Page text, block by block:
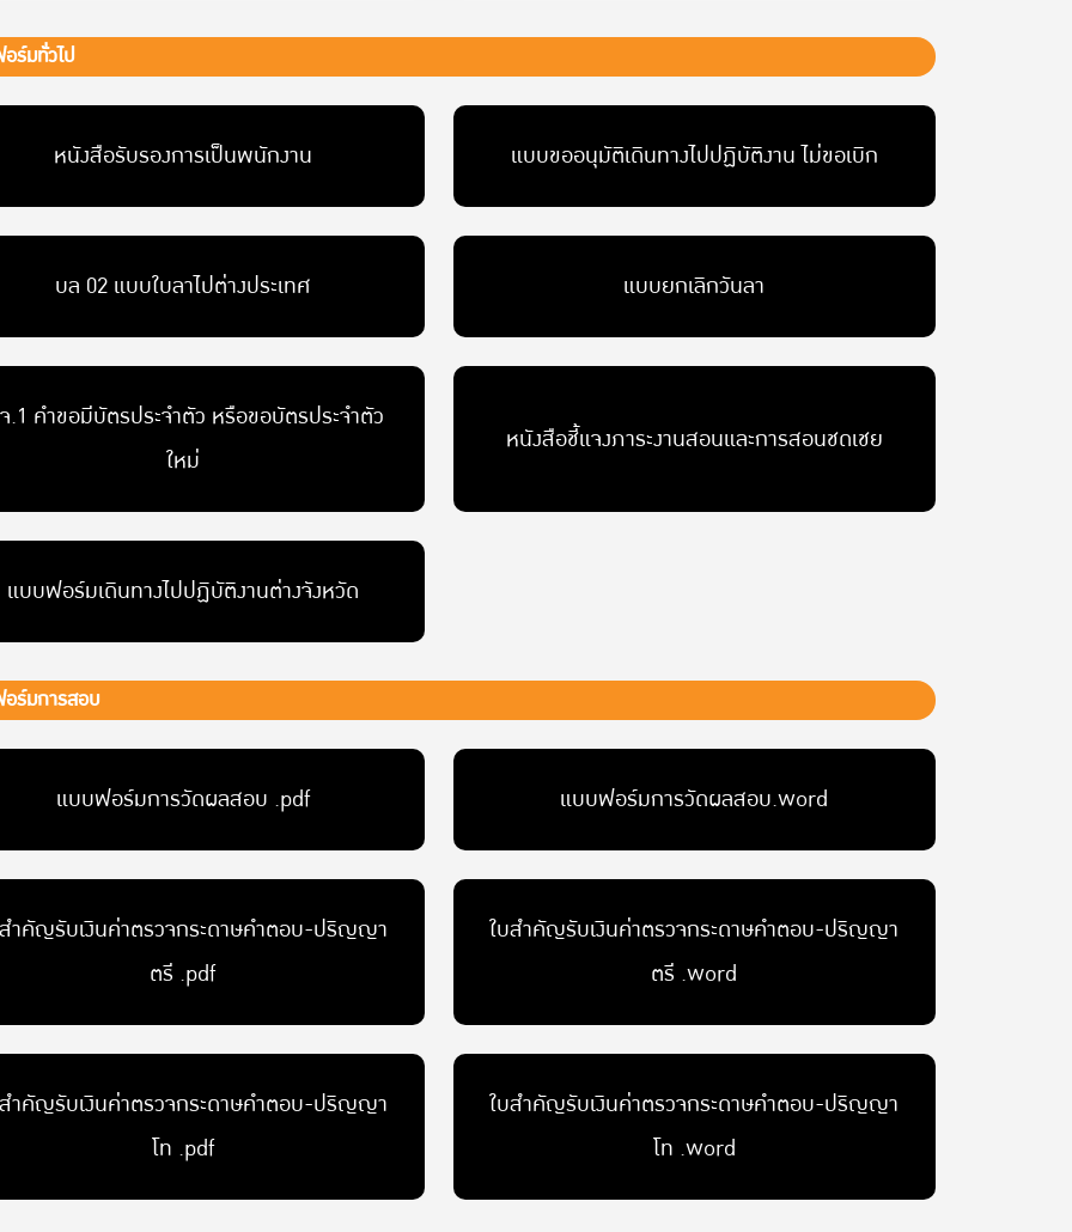
ร์มทั่วไป
หนังสือรับรองการเป็นพนักงาน แบบขออนุมัติเดินทางไปปฏิบัติงาน ไม่ขอเบิก
บล 02 แบบใบลาไปต่างประเทศ แบบยกเลิกวันลา
.1 คำขอมีบัตรประจำตัว หรือขอบัตรประจำตัว
ใหม่
หนังสือชี้แจงภาระงานสอนและการสอนชดเชย
แบบฟอร์มเดินทางไปปฏิบัติงานต่างจังหวัด
ร์มการสอบ
แบบฟอร์มการวัดผลสอบ .pdf แบบฟอร์มการวัดผลสอบ.word
ำคัญรับเงินค่าตรวจกระดาษคำตอบ-ปริญญา
ตรี .pdf
ใบสำคัญรับเงินค่าตรวจกระดาษคำตอบ-ปริญญา
ตรี .word
ำคัญรับเงินค่าตรวจกระดาษคำตอบ-ปริญญา
โท .pdf
ใบสำคัญรับเงินค่าตรวจกระดาษคำตอบ-ปริญญา
โท .word